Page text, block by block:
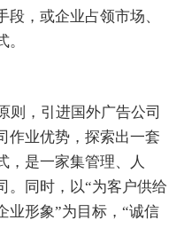
，或企业占领市场、
则，引进国外广告公司
作业优势，探索出一套
，是一家集管理、人
。同时，以“为客户供给
业形象”为目标，“诚信